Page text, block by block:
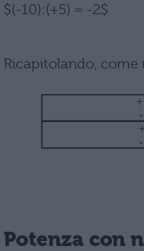
$(-10):(+5) = -2$
Ricapitolando, come
Potenza con